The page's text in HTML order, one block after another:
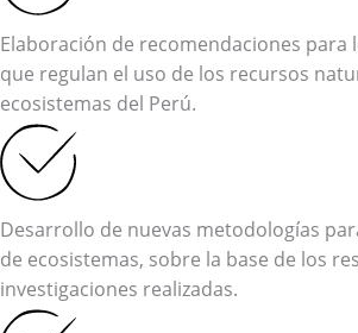
Elaboración de recomendaciones para
que regulan el uso de los recursos
ecosistemas del Perú.
Desarrollo de nuevas metodologías
de ecosistemas, sobre la base de los
investigaciones realizadas.